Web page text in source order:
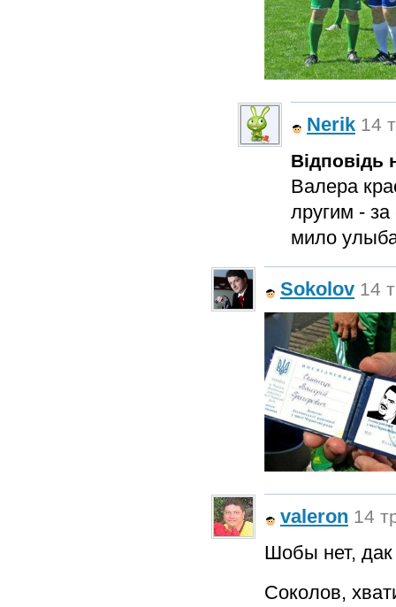
Nerik 14
Відповідь
Валера
лругим -
мило
Sokolov 14
valeron 14
Шобы нет,
Соколов,